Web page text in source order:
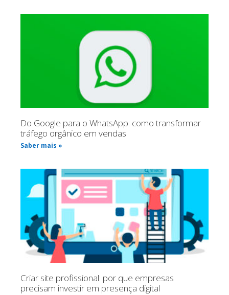
Do Google para o WhatsApp: como transformar
tráfego orgânico em vendas
Saber mais »
Criar site profissional: por que empresas
precisam investir em presença digital